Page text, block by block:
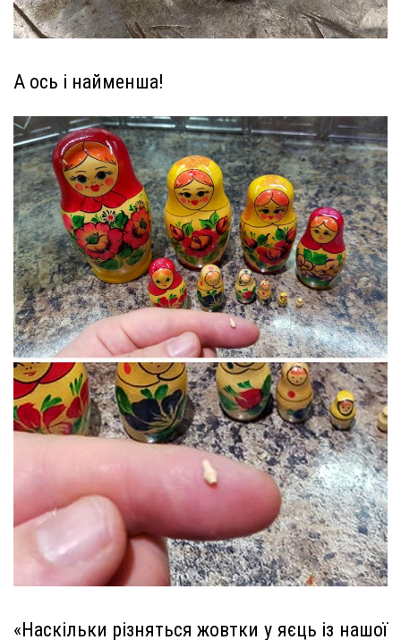
А ось і найменша!
«Наскільки різняться жовтки у яєць із нашої